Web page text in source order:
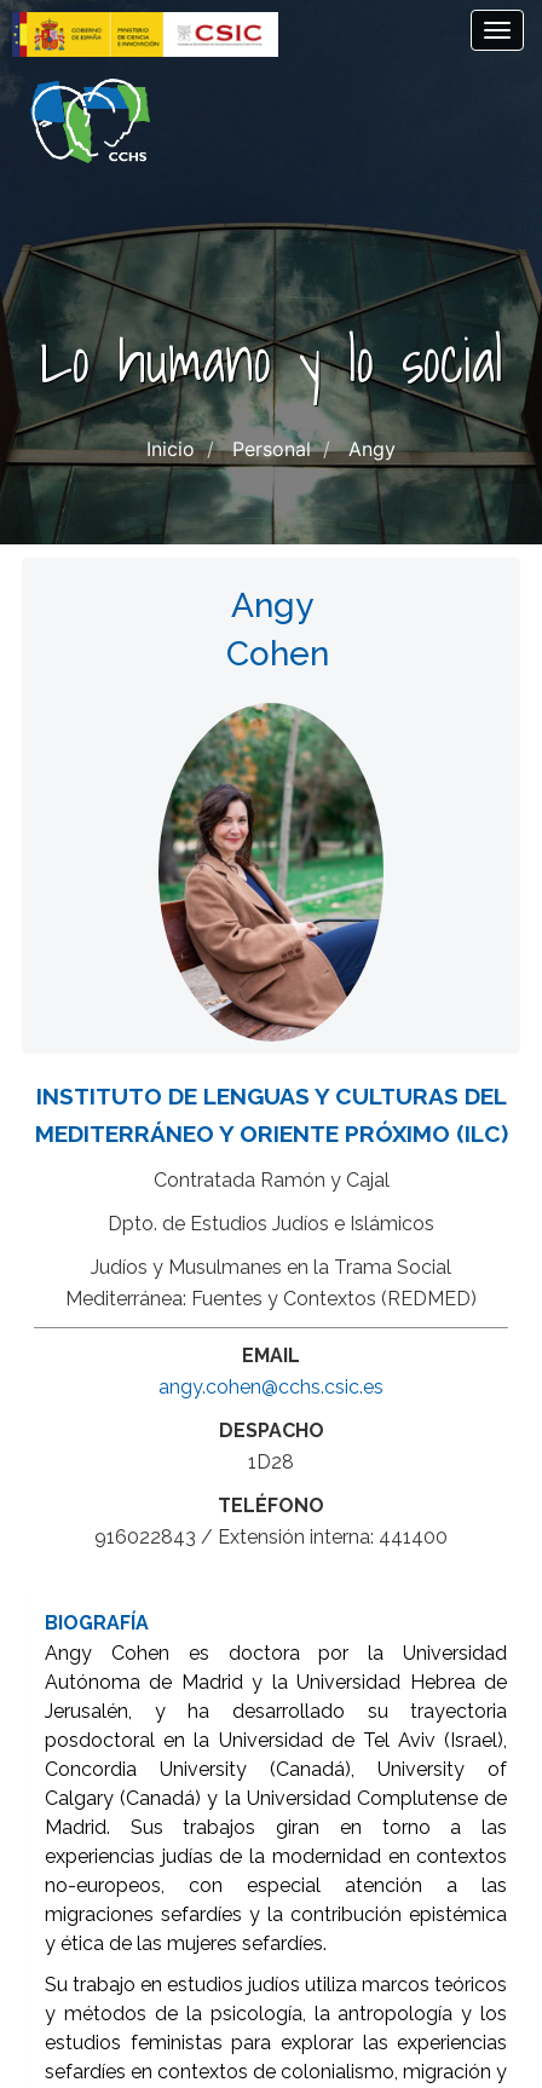
Pasar
al
contenido
principal
Lo humano y lo social
Inicio Personal Angy
Angy
Cohen
INSTITUTO DE LENGUAS Y CULTURAS DEL
MEDITERRÁNEO Y ORIENTE PRÓXIMO (ILC)
Contratada Ramón y Cajal
Dpto. de Estudios Judíos e Islámicos
Judíos y Musulmanes en la Trama Social
Mediterránea: Fuentes y Contextos (REDMED)
EMAIL
angy.cohen@cchs.csic.es
DESPACHO
1D28
TELÉFONO
916022843 / Extensión interna: 441400
BIOGRAFÍA
Angy Cohen es doctora por la Universidad
Autónoma de Madrid y la Universidad Hebrea de
Jerusalén, y ha desarrollado su trayectoria
posdoctoral en la Universidad de Tel Aviv (Israel),
Concordia University (Canadá), University of
Calgary (Canadá) y la Universidad Complutense de
Madrid. Sus trabajos giran en torno a las
experiencias judías de la modernidad en contextos
no-europeos, con especial atención a las
migraciones sefardíes y la contribución epistémica
y ética de las mujeres sefardíes.
Su trabajo en estudios judíos utiliza marcos teóricos
y métodos de la psicología, la antropología y los
estudios feministas para explorar las experiencias
sefardíes en contextos de colonialismo, migración y